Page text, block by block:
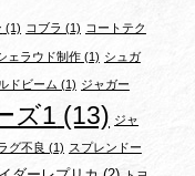
(1) コブラ (1) コートテク
ェラウド制作(1) シュガ
ドビーム (1) ジャガー
ズ1 (13) ジャ
グ不良 (1) スプレンドー